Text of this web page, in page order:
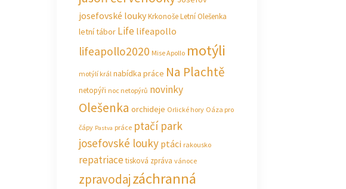
josefovské loukyKrkonošeLetní Olešenka
letní tábor Life lifeapollo
lifeapollo2020 Mise Apollo motýli
motýlí král nabídka práce Na Plachtě
netopýři noc netopýrů novinky
Olešenka orchideje Orlické hory Oáza pro
čápy Pastva práce ptačí park
josefovské louky ptáci rakousko
repatriacetisková zpráva vánoce
zpravodajzáchranná